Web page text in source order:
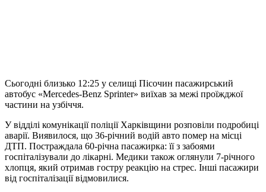
Сьогодні близько 12:25 у селищі Пісочин пасажирський
автобус «Mercedes-Benz Sprinter» виїхав за межі проїжджої
частини на узбіччя.
У відділі комунікації поліції Харківщини розповіли подробиці
аварії. Виявилося, що 36-річний водій авто помер на місці
ДТП. Постраждала 60-річна пасажирка: її з забоями
госпіталізували до лікарні. Медики також оглянули 7-річного
хлопця, який отримав гостру реакцію на стрес. Інші пасажири
від госпіталізації відмовилися.